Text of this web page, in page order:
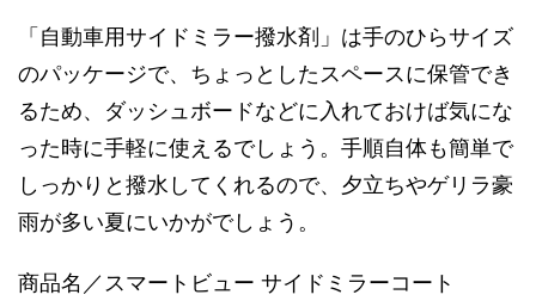
「自動車用サイドミラー撥水剤」は手のひらサイズ
のパッケージで、ちょっとしたスペースに保管でき
るため、ダッシュボードなどに入れておけば気にな
った時に手軽に使えるでしょう。手順自体も簡単で
しっかりと撥水してくれるので、夕立ちやゲリラ豪
雨が多い夏にいかがでしょう。
商品名／スマートビュー サイドミラーコート